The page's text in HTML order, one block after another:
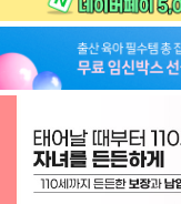
(1) 서비스 가입 신
(2) 이용계약은 서
에 대하여 회사가 승
제 6 조 (이용신청)
(1) 이용신청은 회사
하는 사항을 기록하여
(2) 온라인 가입신청
철회시 지체없이 파
3)보험대리점
- 개인정보를 제공
- 제공받는 자의 개인
담. 향후 보험안내
보 안내 및 광고성 정
- 제공하는 개인정보
번호, 출산예정일, 자
제공에 따른 본인 식
인제 시행에 따른 본
아동 개인정보 수집
위한 기록 보존 등을
② 재화 또는 서비스
춤 서비스 제공 등을
③ 마케팅 및 광고에
스 제공, 이벤트 및